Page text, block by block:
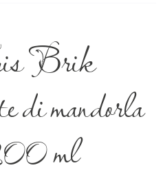
Brik
mandorla
ml